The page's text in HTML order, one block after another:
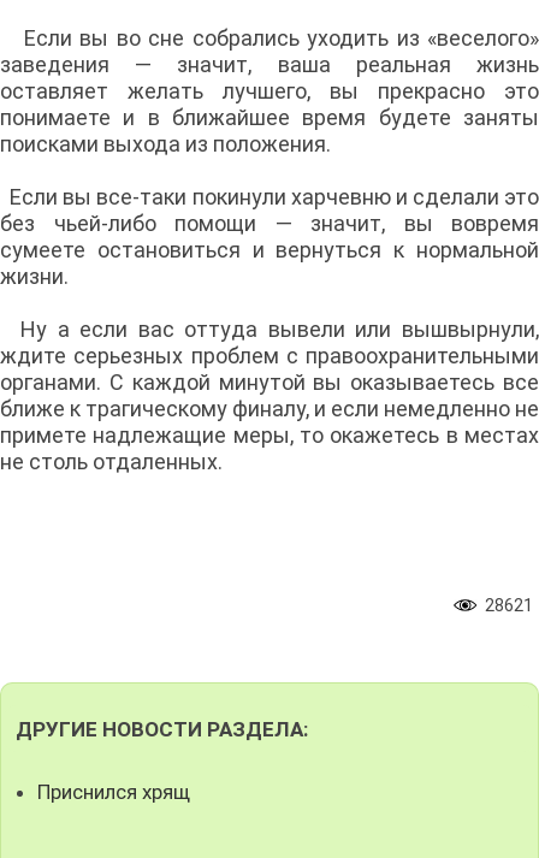
Если вы во сне собрались уходить из «веселого»
заведения — значит, ваша реальная жизнь
оставляет желать лучшего, вы прекрасно это
понимаете и в ближайшее время будете заняты
поисками выхода из положения.
Если вы все-таки покинули харчевню и сделали это
без чьей-либо помощи — значит, вы вовремя
сумеете остановиться и вернуться к нормальной
жизни.
Ну а если вас оттуда вывели или вышвырнули,
ждите серьезных проблем с правоохранительными
органами. С каждой минутой вы оказываетесь все
ближе к трагическому финалу, и если немедленно не
примете надлежащие меры, то окажетесь в местах
не столь отдаленных.
28621
ДРУГИЕ НОВОСТИ РАЗДЕЛА:
Приснился хрящ